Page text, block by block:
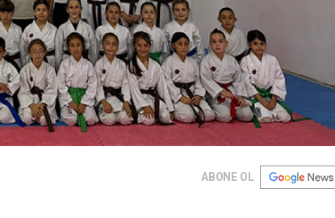
ABONE OL